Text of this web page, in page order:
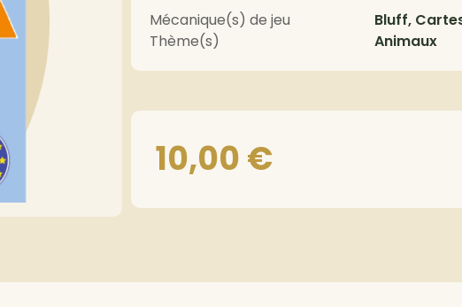
Mécanique(s) de jeu
Bluff,
Thème(s)
Animaux
10,00€